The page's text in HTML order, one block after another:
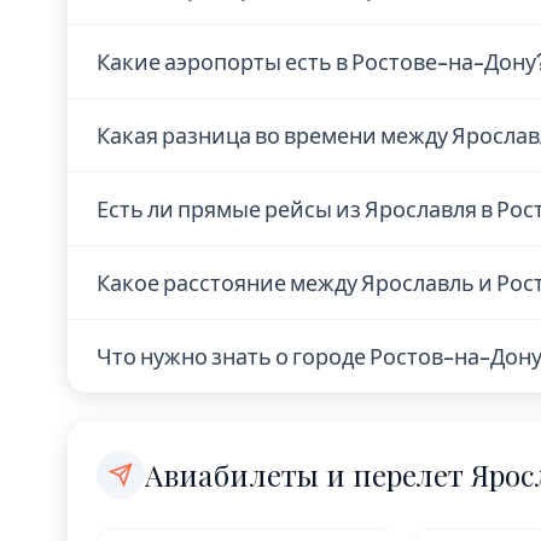
Какие аэропорты есть в Ростове-на-
Какая разница во времени между
нет.
Есть ли прямые рейсы из Ярославля в
авиакомпании. Рекомендуем проверить
рейса без пересадок.
Какое расстояние между Ярославль и
выходные.
Что нужно знать о городе Ростов-на-
Авиабилеты и перелет